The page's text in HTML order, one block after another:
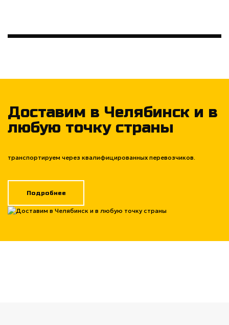
Доставим в Челябинск и в
любую точку страны
транспортируем через квалифицированных перевозчиков.
Подробнее